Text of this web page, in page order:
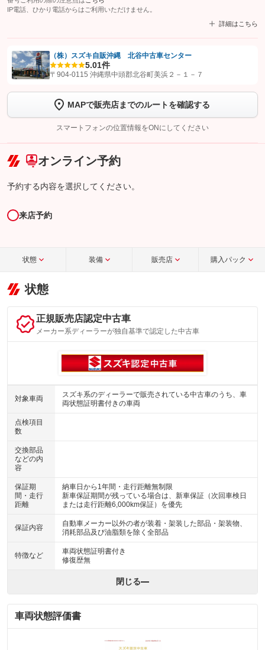
IP電話、ひかり電話からはご利用いただけません。
詳細はこちら
【STEP1】認証画面でグーネットを友だち追加してから「許可する」ボタンを押
トーク画面で
ボタンをタップして問い合わせを
完了してください。
こちら
（株）スズキ自販沖縄 北谷中古車センター
5.01件
〒904-0115 沖縄県中頭郡北谷町美浜２－１－７
MAPで販売店までのルートを確認する
スマートフォンの位置情報をONにしてください
オンライン予約
予約する内容を選択してください。
来店予約
状態 装備 販売店 購入パック
状態
正規販売店認定中古車
メーカー系ディーラーが独自基準で認定した中古車
対象車両
スズキ系のディーラーで販売されている中古車のうち、車
両状態証明書付きの車両
点検項目
数
交換部品
などの内
容
保証期
間・走行
距離
納車日から1年間・走行距離無制限
新車保証期間が残っている場合は、新車保証（次回車検日
または走行距離6,000km保証）を優先
保証内容
自動車メーカー以外の者が装着・架装した部品・架装物、
消耗部品及び油脂類を除く全部品
特徴など
車両状態証明書付き
修復歴無
閉じる
車両状態評価書